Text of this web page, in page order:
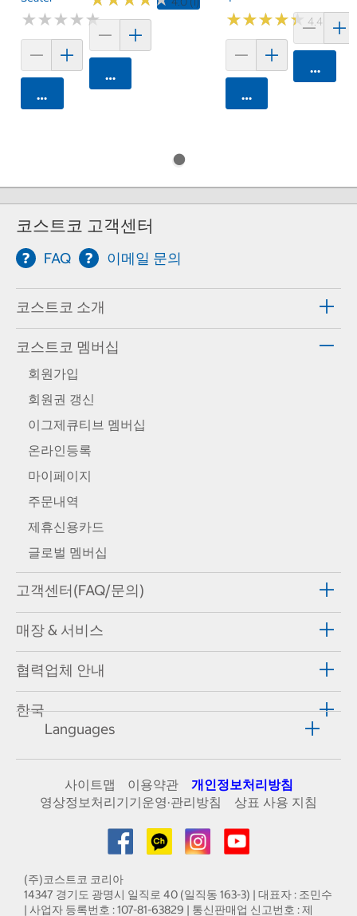
★★★★★
★★★★★
카트에 담기
카트에 담기
★★★★★
★★★★★ 4.4 (9)
카트에 담기
카트에
코스트코 고객센터
FAQ 이메일 문의
코스트코 소개
코스트코 멤버십
회원가입
회원권 갱신
이그제큐티브 멤버십
온라인등록
마이페이지
주문내역
제휴신용카드
글로벌 멤버십
고객센터(FAQ/문의)
매장 & 서비스
협력업체 안내
한국
Languages
사이트맵 이용약관
개인정보처리방침
영상정보처리기기운영·관리방침
상표 사용 지침
(주)코스트코 코리아
14347 경기도 광명시 일직로 40 (일직동 163-3) | 대표자 : 조민수
| 사업자 등록번호 : 107-81-63829 | 통신판매업 신고번호 : 제